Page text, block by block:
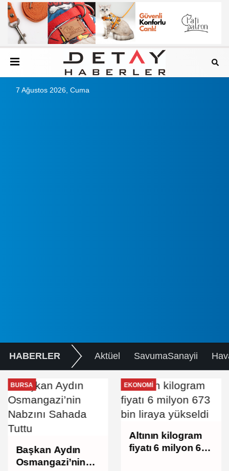
7 Ağustos 2026, Cuma
HABERLER Aktüel SavumaSanayii
BURSA
Başkan Aydın
Osmangazi’nin
EKONOMI
Altının kilogram
fiyatı 6 milyon 673